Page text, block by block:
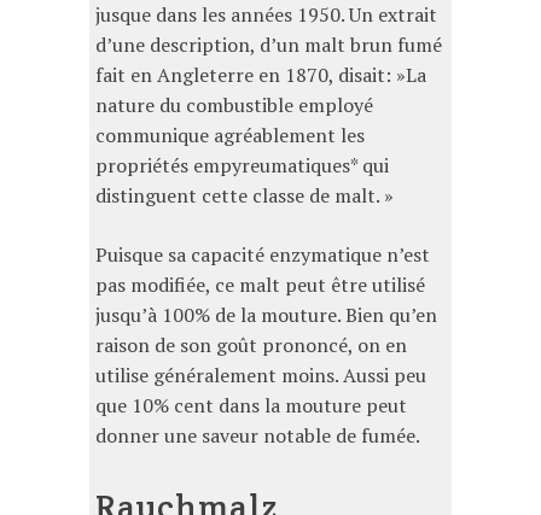
jusque dans les années 1950. Un extrait
d’une description, d’un malt brun fumé
fait en Angleterre en 1870, disait: »La
nature du combustible employé
communique agréablement les
propriétés empyreumatiques* qui
distinguent cette classe de malt. »
Puisque sa capacité enzymatique n’est
pas modifiée, ce malt peut être utilisé
jusqu’à 100% de la mouture. Bien qu’en
raison de son goût prononcé, on en
utilise généralement moins. Aussi peu
que 10% cent dans la mouture peut
donner une saveur notable de fumée.